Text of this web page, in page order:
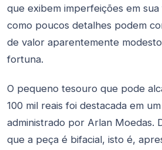
que exibem imperfeições em
como poucos detalhes podem
de valor aparentemente
fortuna.
O pequeno tesouro que pode
100 mil reais foi destacada em
administrado por Arlan Moedas.
que a peça é bifacial, isto é,